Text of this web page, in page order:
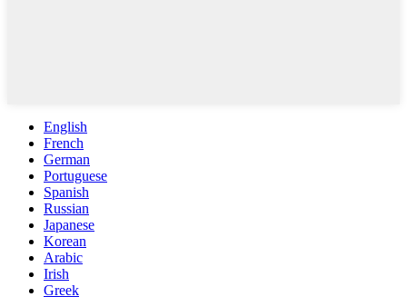
English
French
German
Portuguese
Spanish
Russian
Japanese
Korean
Arabic
Irish
Greek